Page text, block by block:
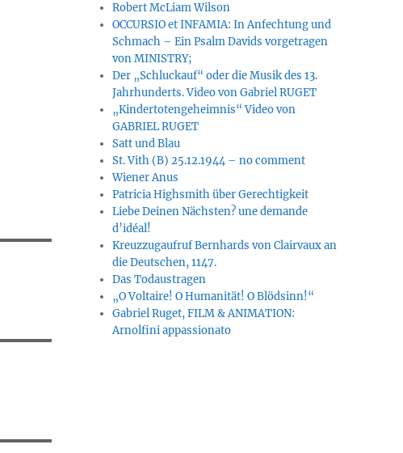
Robert McLiam Wilson
OCCURSIO et INFAMIA: In Anfechtung und
Schmach – Ein Psalm Davids vorgetragen
von MINISTRY;
Der „Schluckauf“ oder die Musik des 13.
Jahrhunderts. Video von Gabriel RUGET
„Kindertotengeheimnis“ Video von
GABRIEL RUGET
Satt und Blau
St. Vith (B) 25.12.1944 – no comment
Wiener Anus
Patricia Highsmith über Gerechtigkeit
Liebe Deinen Nächsten? une demande
d’idéal!
Kreuzzugaufruf Bernhards von Clairvaux an
die Deutschen, 1147.
Das Todaustragen
„O Voltaire! O Humanität! O Blödsinn!“
Gabriel Ruget, FILM & ANIMATION:
Arnolfini appassionato